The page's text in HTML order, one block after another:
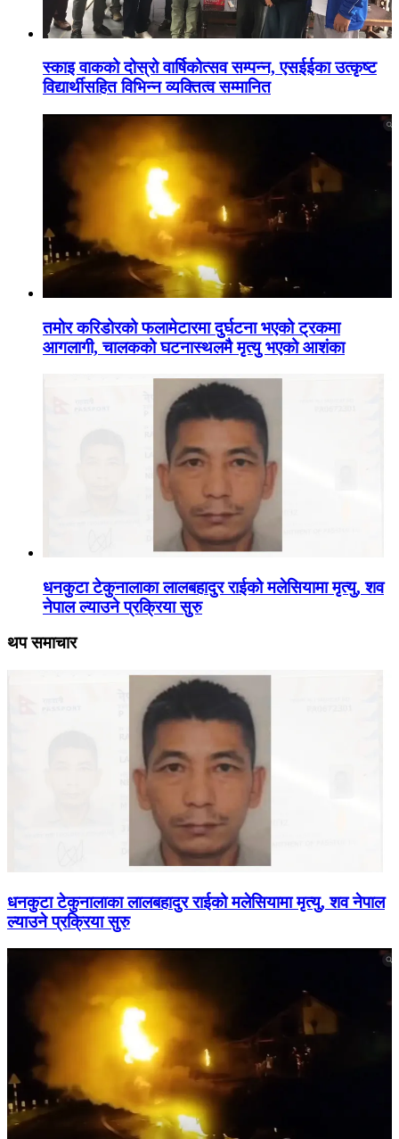
स्काइ वाकको दोस्रो वार्षिकोत्सव सम्पन्न, एसईईका उत्कृष्ट
विद्यार्थीसहित विभिन्न व्यक्तित्व सम्मानित
तमोर करिडोरको फलामेटारमा दुर्घटना भएको ट्रकमा
आगलागी, चालकको घटनास्थलमै मृत्यु भएको आशंका
धनकुटा टेकुनालाका लालबहादुर राईको मलेसियामा मृत्यु, शव
नेपाल ल्याउने प्रक्रिया सुरु
थप समाचार
धनकुटा टेकुनालाका लालबहादुर राईको मलेसियामा मृत्यु, शव नेपाल
ल्याउने प्रक्रिया सुरु